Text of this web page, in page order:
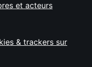
et acteurs
& trackers sur